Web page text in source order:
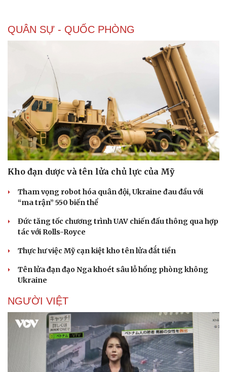
Dinh dưỡng - món ngon
Nhi khoa
Nam khoa
Làm đẹp - giảm cân
Phòng mạch online
Ăn sạch sống khỏe
Nhà đẹp
Tình yêu - Gia đình
QUÂN SỰ - QUỐC PHÒNG
Kho đạn dược và tên lửa chủ lực của Mỹ
Tham vọng robot hóa quân đội, Ukraine đau đầu với
“ma trận” 550 biến thể
Đức tăng tốc chương trình UAV chiến đấu thông qua hợp
tác với Rolls-Royce
Thực hư việc Mỹ cạn kiệt kho tên lửa đắt tiền
Tên lửa đạn đạo Nga khoét sâu lỗ hổng phòng không
Ukraine
NGƯỜI VIỆT